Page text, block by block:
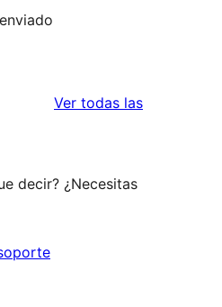
Ver todas las
decir? ¿Necesitas